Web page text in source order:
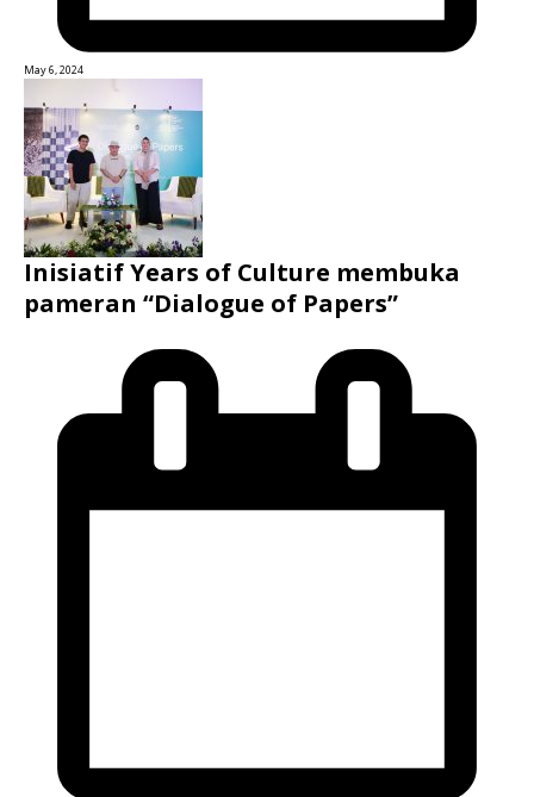
May 6, 2024
Inisiatif Years of Culture membuka
pameran “Dialogue of Papers”